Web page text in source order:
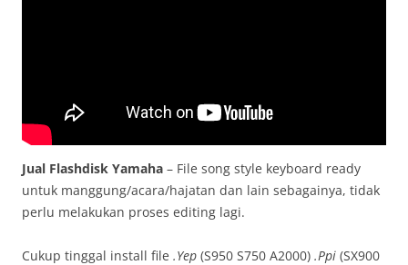
Jual Flashdisk Yamaha – File song style keyboard ready
untuk manggung/acara/hajatan dan lain sebagainya, tidak
perlu melakukan proses editing lagi.
Cukup tinggal install file .Yep (S950 S750 A2000) .Ppi (SX900